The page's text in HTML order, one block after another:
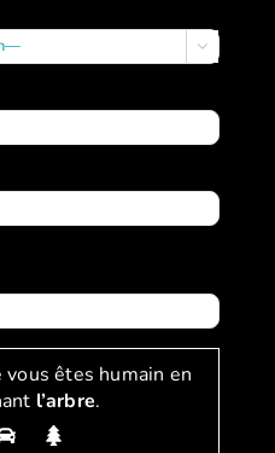

êtes humain en
l’arbre.